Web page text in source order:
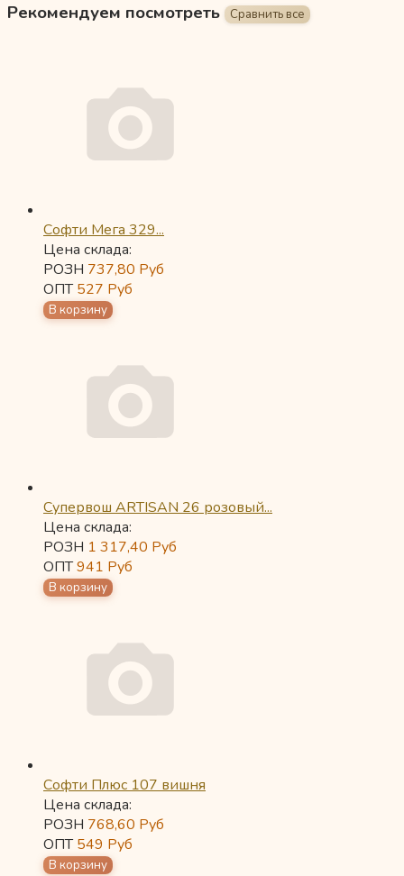
Рекомендуем посмотреть
Софти Мега 329...
Цена склада:
РОЗН 737,80 Руб
ОПТ527 Руб
Супервош ARTISAN 26 розовый...
Цена склада:
РОЗН 1 317,40 Руб
ОПТ941 Руб
Софти Плюс 107 вишня
Цена склада:
РОЗН 768,60 Руб
ОПТ549 Руб